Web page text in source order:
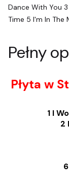
Dance With You
Time 5 I'm In The
Pełny
Płyta w
1 I
2